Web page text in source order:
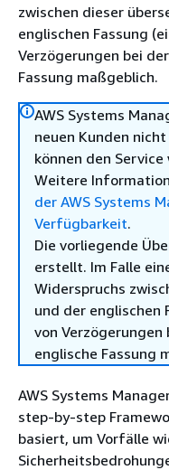
zwischen dieser
englischen Fassung
Verzögerungen bei
Fassung maßgeblich.
AWS Systems
neuen Kunden
können den
Weitere
der AWS Systems
Verfügbarkeit.
Die vorliegende
erstellt. Im Falle
Widerspruchs
und der englischen
von
englische Fassung
AWS Systems
step-by-step
basiert, um Vorfälle